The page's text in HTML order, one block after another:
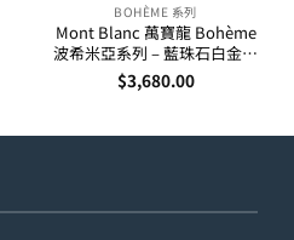
BOHÈME 系列
Mont Blanc 萬寶龍 Bohème
波希米亞系列 – 藍珠石白金夾
走珠筆 25330
$3,680.00